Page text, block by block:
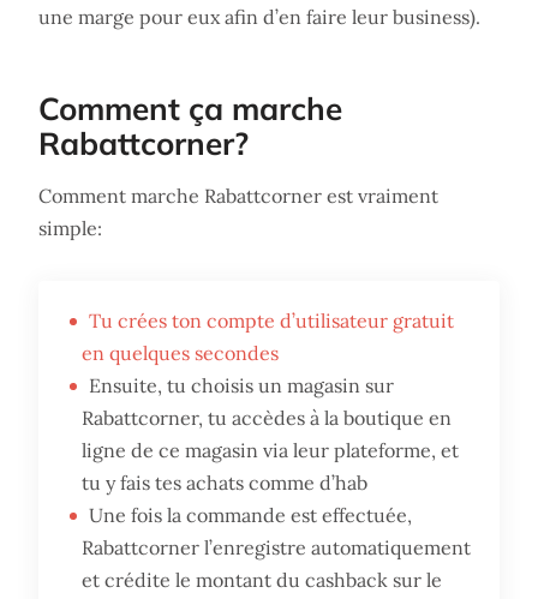
une marge pour eux afin d’en faire leur business).
Comment ça marche
Rabattcorner?
Comment marche Rabattcorner est vraiment
simple:
Tu crées ton compte d’utilisateur gratuit
en quelques secondes
Ensuite, tu choisis un magasin sur
Rabattcorner, tu accèdes à la boutique en
ligne de ce magasin via leur plateforme, et
tu y fais tes achats comme d’hab
Une fois la commande est effectuée,
Rabattcorner l’enregistre automatiquement
et crédite le montant du cashback sur le